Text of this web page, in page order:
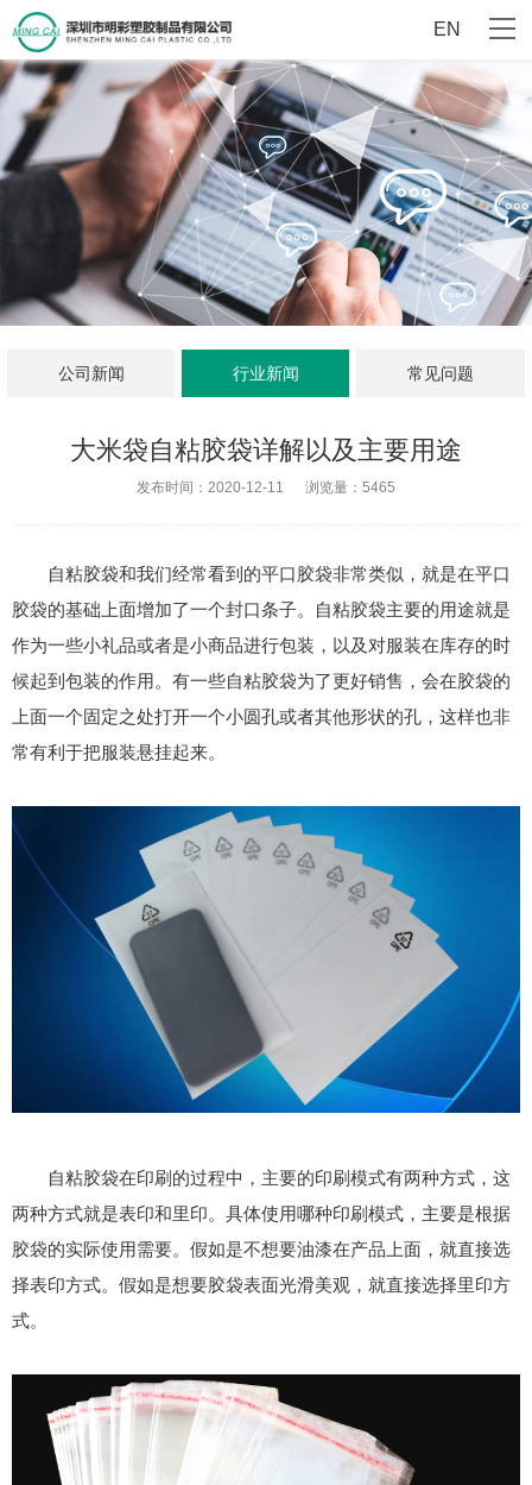
EN
公司新闻 行业新闻 常见问题
大米袋自粘胶袋详解以及主要用途
发布时间：2020-12-11 浏览量：5465
自粘胶袋和我们经常看到的平口胶袋非常类似，就是在平口
胶袋的基础上面增加了一个封口条子。自粘胶袋主要的用途就是
作为一些小礼品或者是小商品进行包装，以及对服装在库存的时
候起到包装的作用。有一些自粘胶袋为了更好销售，会在胶袋的
上面一个固定之处打开一个小圆孔或者其他形状的孔，这样也非
常有利于把服装悬挂起来。
自粘胶袋在印刷的过程中，主要的印刷模式有两种方式，这
两种方式就是表印和里印。具体使用哪种印刷模式，主要是根据
胶袋的实际使用需要。假如是不想要油漆在产品上面，就直接选
择表印方式。假如是想要胶袋表面光滑美观，就直接选择里印方
式。